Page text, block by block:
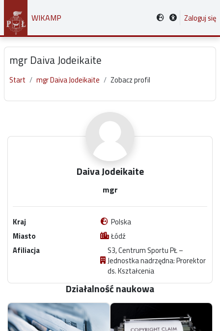
Przejdź do głównej zawartości
WIKAMP Zaloguj się
mgr Daiva Jodeikaite
Start mgr Daiva Jodeikaite Zobacz profil
Daiva Jodeikaite
mgr
Kraj
Polska
Miasto
Łódź
Afiliacja
S3, Centrum Sportu PŁ –
Jednostka nadrzędna: Prorektor
ds. Kształcenia
Działalność naukowa